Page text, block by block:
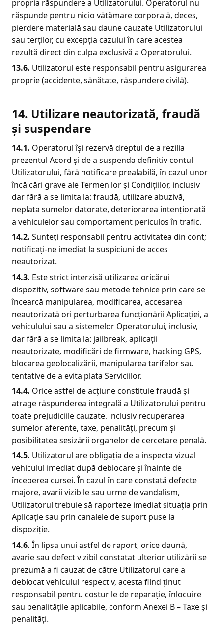
propria răspundere a Utilizatorului. Operatorul nu
răspunde pentru nicio vătămare corporală, deces,
pierdere materială sau daune cauzate Utilizatorului
sau terților, cu excepția cazului în care acestea
rezultă direct din culpa exclusivă a Operatorului.
13.6. Utilizatorul este responsabil pentru asigurarea
proprie (accidente, sănătate, răspundere civilă).
14. Utilizare neautorizată, fraudă
și suspendare
14.1. Operatorul își rezervă dreptul de a rezilia
prezentul Acord și de a suspenda definitiv contul
Utilizatorului, fără notificare prealabilă, în cazul unor
încălcări grave ale Termenilor și Condițiilor, inclusiv
dar fără a se limita la: fraudă, utilizare abuzivă,
neplata sumelor datorate, deteriorarea intenționată
a vehiculelor sau comportament periculos în trafic.
14.2. Sunteți responsabil pentru activitatea din cont;
notificați-ne imediat la suspiciuni de acces
neautorizat.
14.3. Este strict interzisă utilizarea oricărui
dispozitiv, software sau metode tehnice prin care se
încearcă manipularea, modificarea, accesarea
neautorizată ori perturbarea funcționării Aplicației, a
vehiculului sau a sistemelor Operatorului, inclusiv,
dar fără a se limita la: jailbreak, aplicații
neautorizate, modificări de firmware, hacking GPS,
blocarea geolocalizării, manipularea tarifelor sau
tentative de a evita plata Serviciilor.
14.4. Orice astfel de acțiune constituie fraudă și
atrage răspunderea integrală a Utilizatorului pentru
toate prejudiciile cauzate, inclusiv recuperarea
sumelor aferente, taxe, penalități, precum și
posibilitatea sesizării organelor de cercetare penală.
14.5. Utilizatorul are obligația de a inspecta vizual
vehiculul imediat după deblocare și înainte de
începerea cursei. În cazul în care constată defecte
majore, avarii vizibile sau urme de vandalism,
Utilizatorul trebuie să raporteze imediat situația prin
Aplicație sau prin canalele de suport puse la
dispoziție.
14.6. În lipsa unui astfel de raport, orice daună,
avarie sau defect vizibil constatat ulterior utilizării se
prezumă a fi cauzat de către Utilizatorul care a
deblocat vehiculul respectiv, acesta fiind ținut
responsabil pentru costurile de reparație, înlocuire
sau penalitățile aplicabile, conform Anexei B – Taxe și
penalități.